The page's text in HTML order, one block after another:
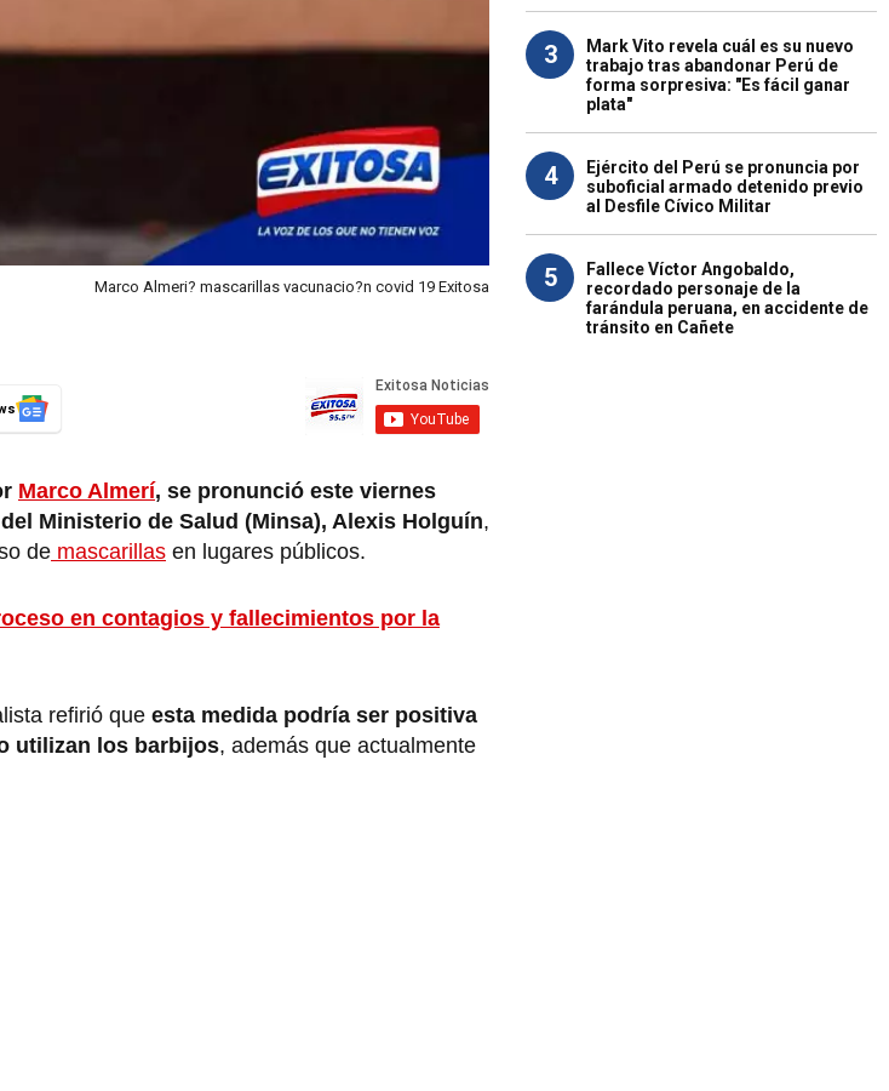
Marco Almeri? mascarillas vacunacio?n covid 19 Exitosa
Marco Almerí, se pronunció este viernes
Ministerio de Salud (Minsa), Alexis Holguín,
de mascarillas en lugares públicos.
en contagios y fallecimientos por la
refirió que esta medida podría ser positiva
utilizan los barbijos, además que actualmente
3
Mark Vito revela cuál es su nuevo
trabajo tras abandonar Perú de
forma sorpresiva: "Es fácil ganar
plata"
4
Ejército del Perú se pronuncia por
suboficial armado detenido previo
al Desfile Cívico Militar
5
Fallece Víctor Angobaldo,
recordado personaje de la
farándula peruana, en accidente de
tránsito en Cañete